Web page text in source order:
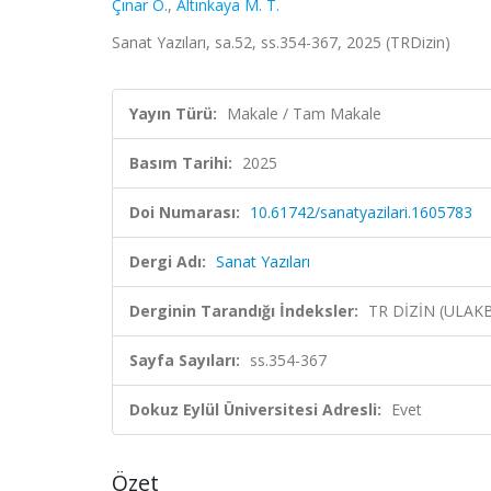
Çınar O., Altınkaya M. T.
Sanat Yazıları, sa.52, ss.354-367, 2025 (TRDizin)
Yayın Türü: Makale / Tam Makale
Basım Tarihi: 2025
Doi Numarası: 10.61742/sanatyazilari.1605783
Dergi Adı: Sanat Yazıları
Derginin Tarandığı İndeksler: TR DİZİN
Sayfa Sayıları: ss.354-367
Dokuz Eylül Üniversitesi Adresli: Evet
Özet